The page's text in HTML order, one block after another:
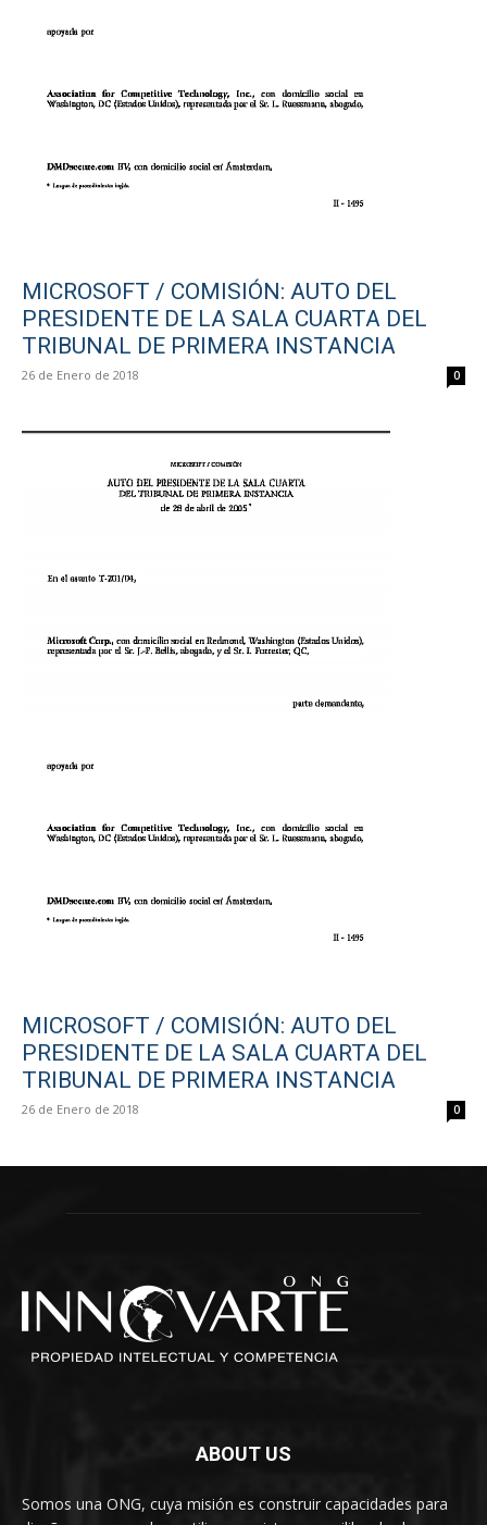
MICROSOFT / COMISIÓN: AUTO DEL
PRESIDENTE DE LA SALA CUARTA DEL
TRIBUNAL DE PRIMERA INSTANCIA
26 de Enero de 2018 0
MICROSOFT / COMISIÓN: AUTO DEL
PRESIDENTE DE LA SALA CUARTA DEL
TRIBUNAL DE PRIMERA INSTANCIA
26 de Enero de 2018 0
ABOUT US
Somos una ONG, cuya misión es construir capacidades para